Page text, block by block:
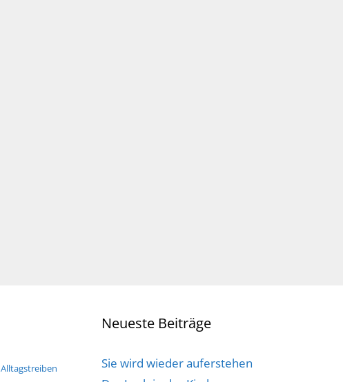
Alltagstreiben
Neueste Beiträge
Sie wird wieder auferstehen